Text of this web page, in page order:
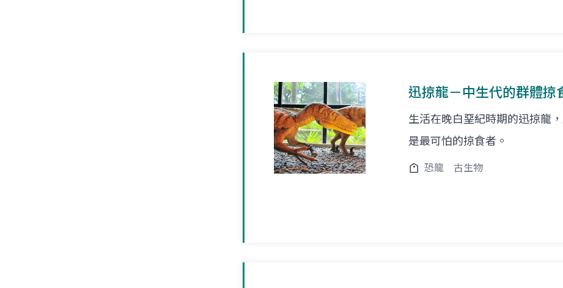
迅掠龍－中生代的群體掠
生活在晚白堊紀時期的迅掠龍
是最可怕的掠食者。
恐龍 古生物